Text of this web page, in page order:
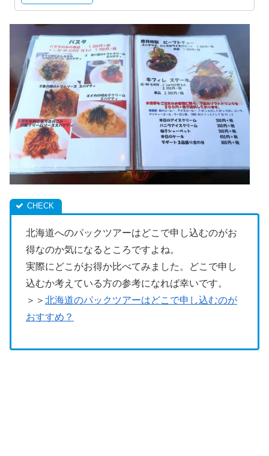
北海道へのパックツアーはどこで申し込むのがお
得なのか気になるところですよね。
実際にどこがお得か比べてみました。どこで申し
込むか考えている方の参考になれば幸いです。
＞＞ 北海道のパックツアーはどこで申し込むのが
おすすめ？